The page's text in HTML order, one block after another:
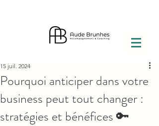
Pourquoi anticiper dans votre
business peut tout changer :
stratégies et bénéfices 🔑
15 juil. 2024